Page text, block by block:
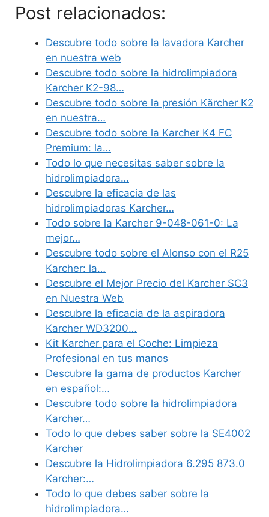
Post relacionados:
Descubre todo sobre la lavadora Karcher
en nuestra web
Descubre todo sobre la hidrolimpiadora
Karcher K2-98…
Descubre todo sobre la presión Kärcher K2
en nuestra…
Descubre todo sobre la Karcher K4 FC
Premium: la…
Todo lo que necesitas saber sobre la
hidrolimpiadora…
Descubre la eficacia de las
hidrolimpiadoras Karcher…
Todo sobre la Karcher 9-048-061-0: La
mejor…
Descubre todo sobre el Alonso con el R25
Karcher: la…
Descubre el Mejor Precio del Karcher SC3
en Nuestra Web
Descubre la eficacia de la aspiradora
Karcher WD3200…
Kit Karcher para el Coche: Limpieza
Profesional en tus manos
Descubre la gama de productos Karcher
en español:…
Descubre todo sobre la hidrolimpiadora
Karcher…
Todo lo que debes saber sobre la SE4002
Karcher
Descubre la Hidrolimpiadora 6.295 873.0
Karcher:…
Todo lo que debes saber sobre la
hidrolimpiadora…